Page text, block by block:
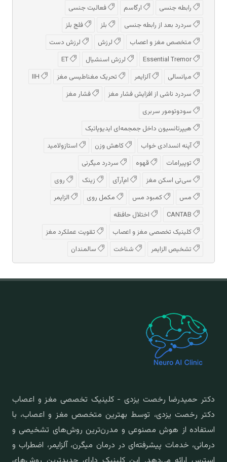
رابطه جنسی
ارگاسم
فعالیت جنسی
سردرد بعد از رابطه جنسی
بلز
فلج بلز
متخصص مغز و اعصاب
لرزش
لرزش دست
لرزش اسنشیال
میانسالی
آلزایمر تحریک مغناطیسی مغز
سردرد ناشی از افزایش فشار مغز
فشار مغز
سودوتومور سربری
هیپرتانسیون داخل جمجمه‌ای ایدیوپاتیک
آپنه انسدادی خواب
کاهش وزن
استازولامید
توپیرامات
قهوه
سردرد میگرنی
سی‌تی اسکن مغز
ام‌آر‌آی زینک
روی
مس
کمبود مس مکمل روی
الزایمر
اختلال حافظه
کلینیک تخصصی مغز و اعصاب
تقویت عملکرد مغز
تشخیص الزایمر
شناخت سالمندان
دکتر حمیدرضا رخصت یزدی - کلینیک تخصصی مغز و اعصاب
دکتر رخصت یزدی، توسط بهترین متخصص مغز و اعصاب، با
استفاده از هوش مصنوعی و مدرن‌ترین روش‌های تشخیصی و
درمانی، خدمات پیشرفته‌ای در درمان میگرن، آلزایمر، اضطراب و